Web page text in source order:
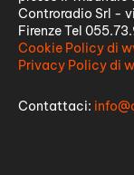
Controradio Srl -
Firenze Tel
Cookie Policy di
Privacy Policy di
Contattaci: